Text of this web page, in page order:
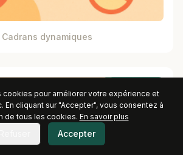
Cadrans dynamiques
cookies pour améliorer votre expérience et
En cliquant sur "Accepter", vous consentez à
de tous les cookies. En savoir plus
Accepter